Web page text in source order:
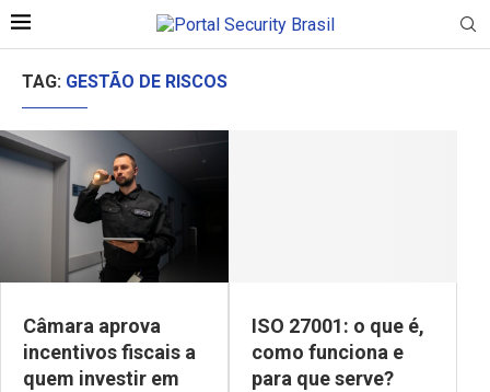
TAG: GESTÃO DE RISCOS
Câmara aprova
incentivos fiscais a
quem investir em
ISO 27001: o que é,
como funciona e
para que serve?